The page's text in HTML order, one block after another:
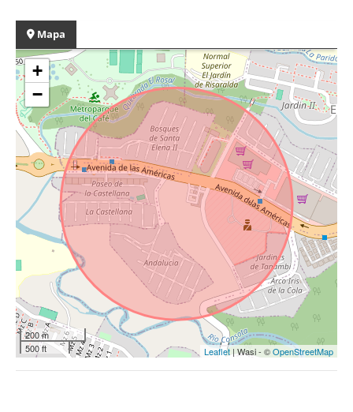
Mapa
+
−
200 m
500 ft
Leaflet | Wasi - ©OpenStreetMap